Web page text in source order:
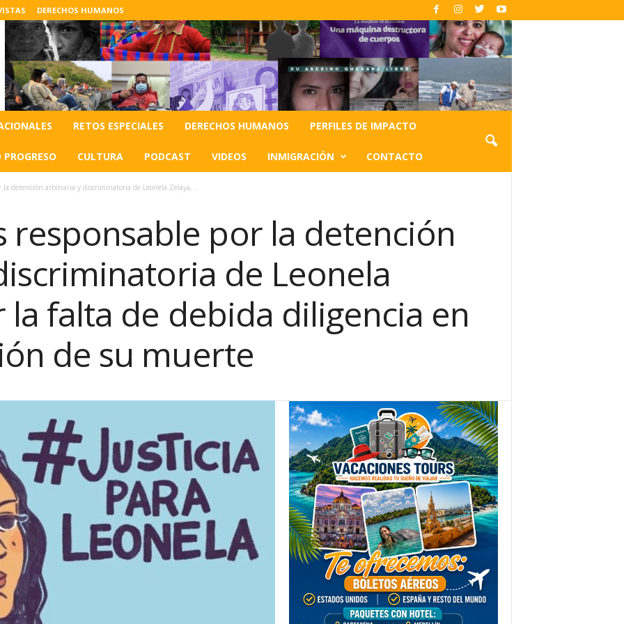
DERECHOS HUMANOS
RETOS ESPECIALES DERECHOS HUMANOS PERFILES DE IMPACTO
PROGRESO CULTURA PODCAST VIDEOS INMIGRACIÓN CONTACTO
la detención arbitraria y discriminatoria de Leonela Zelaya,...
responsable por la detención
de Leonela
la falta de debida diligencia en
de su muerte